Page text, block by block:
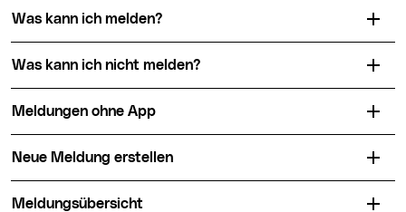
Was kann ich melden?
Was kann ich nicht melden?
Meldungen ohne App
Neue Meldung erstellen
Meldungsübersicht